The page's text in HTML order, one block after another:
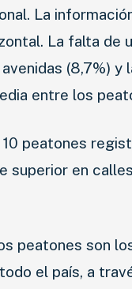
La
La falta de
(8,7%) y
entre los
peatones
superior en
peatones son
el país, a